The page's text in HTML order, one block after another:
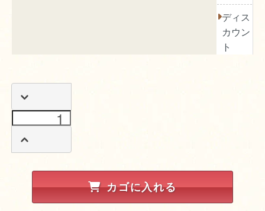
ディス
カウン
ト
カゴに入れる